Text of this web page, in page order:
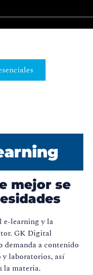
mejor se
e-learning y la
GK Digital
demanda a contenido
laboratorios, así
la materia.